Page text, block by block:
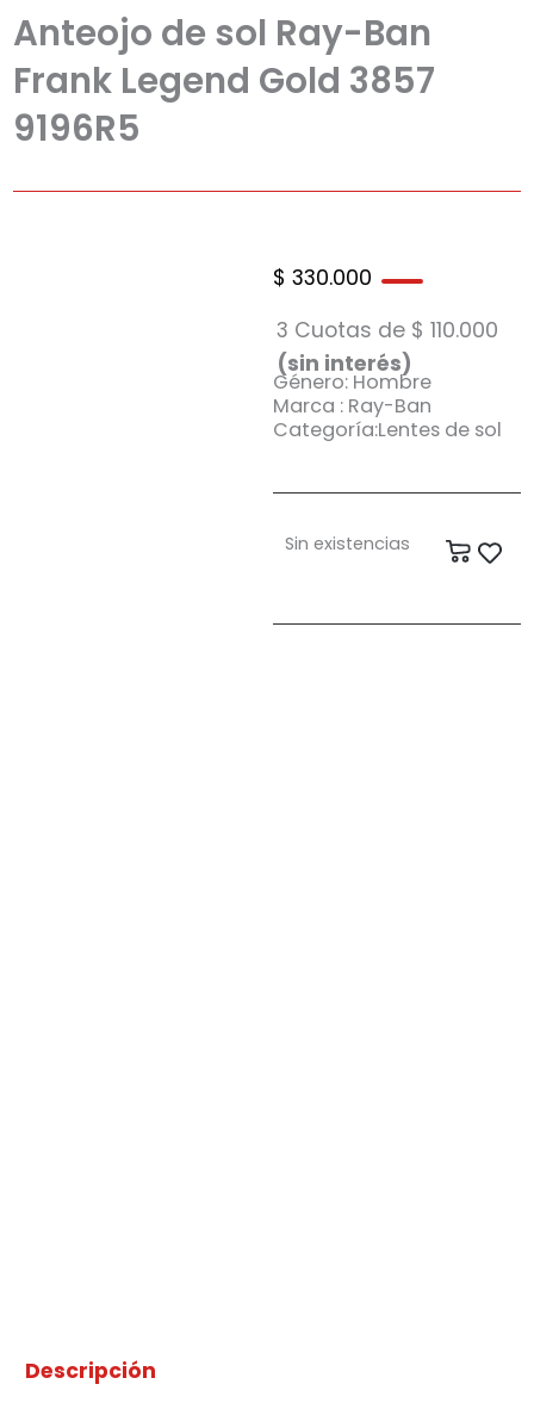
Anteojo de sol Ray-Ban
Frank Legend Gold 3857
9196R5
$ 330.000
3 Cuotas de $ 110.000
(sin interés)
Género: Hombre
Marca : Ray-Ban
Categoría:Lentes de sol
Sin existencias
Descripción